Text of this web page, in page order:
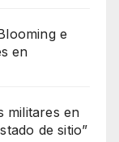
e
en
militares en
de sitio”